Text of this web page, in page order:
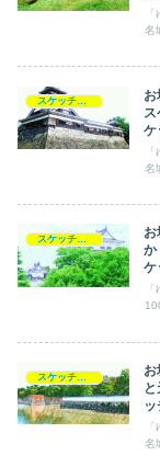
名
ケ
名
か
ケ
ッ
名